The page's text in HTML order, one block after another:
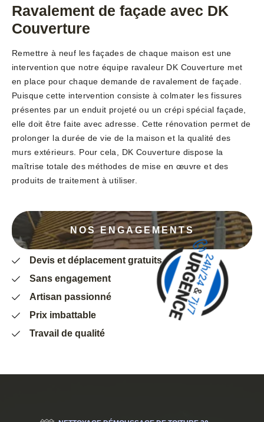
Ravalement de façade avec DK
Couverture
Remettre à neuf les façades de chaque maison est une
intervention que notre équipe ravaleur DK Couverture met
en place pour chaque demande de ravalement de façade.
Puisque cette intervention consiste à colmater les fissures
présentes par un enduit projeté ou un crépi spécial façade,
elle doit être faite avec adresse. Cette rénovation permet de
prolonger la durée de vie de la maison et la qualité des
murs extérieurs. Pour cela, DK Couverture dispose la
maîtrise totale des méthodes de mise en œuvre et des
produits de traitement à utiliser.
NOS ENGAGEMENTS
Devis et déplacement gratuits
Sans engagement
Artisan passionné
Prix imbattable
Travail de qualité